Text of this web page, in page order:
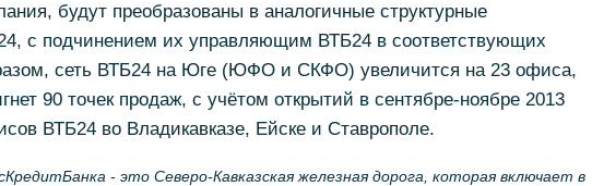
будут преобразованы в аналогичные структурные
с подчинением их управляющим ВТБ24 в соответствующих
сеть ВТБ24 на Юге (ЮФО и СКФО) увеличится на 23 офиса,
90 точек продаж, с учётом открытий в сентябре-ноябре 2013
ВТБ24 во Владикавказе, Ейске и Ставрополе.
- это Северо-Кавказская железная дорога, которая включает в